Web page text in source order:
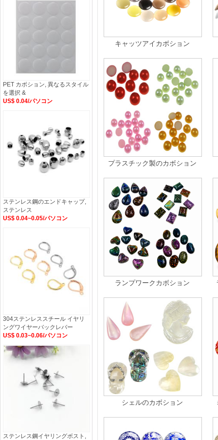
キャッツアイカボション
プラスチック製のカボション
ランプワークカボション
シェルのカボション
PET カボション, 異なるスタイル
を選択 &
US$ 0.04/パソコン
ステンレス鋼のエンドキャップ,
ステンレス
US$ 0.04~0.05/パソコン
304ステンレススチール イヤリ
ングワイヤーバックレバー
US$ 0.03~0.06/パソコン
ステンレス鋼イヤリングボスト,